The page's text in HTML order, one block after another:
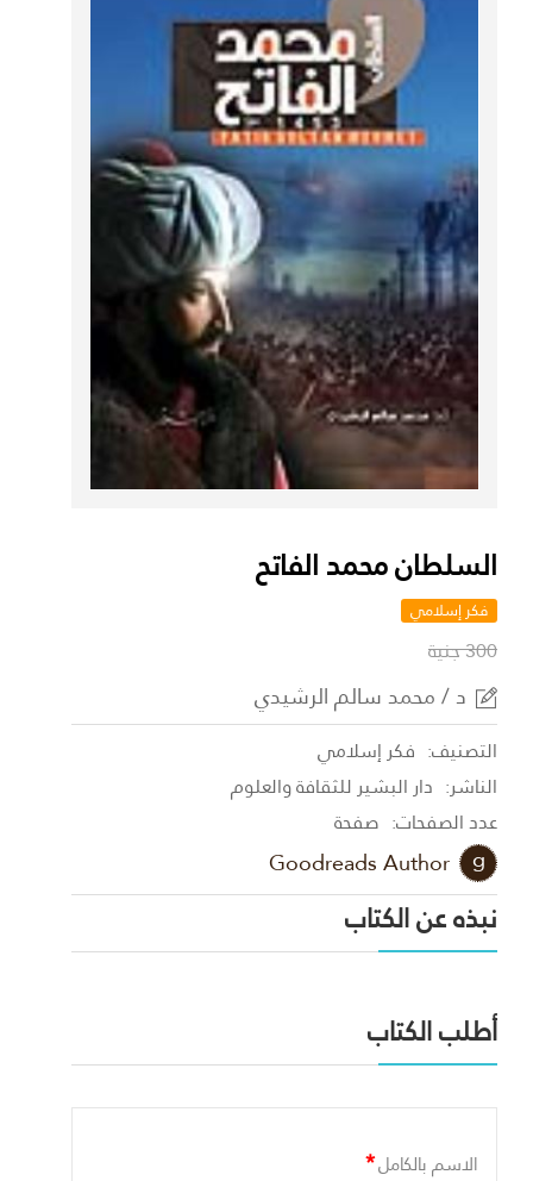
السلطان محمد الفاتح
فكر إسلامي
300 جنية
د / محمد سالم الرشيدي
التصنيف: فكر إسلامي
الناشر: دار البشير للثقافة والعلوم
عدد الصفحات: صفحة
Goodreads Author
نبذه عن الكتاب
أطلب الكتاب
الاسم بالكامل*